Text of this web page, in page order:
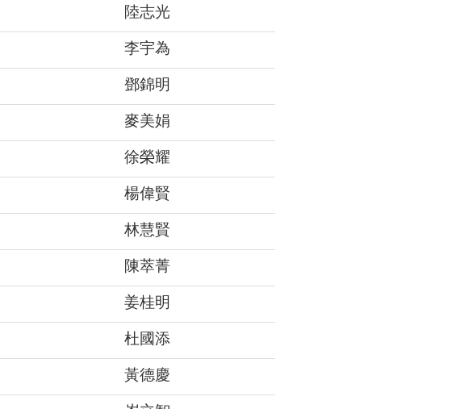
陸志光
李宇為
鄧錦明
麥美娟
徐榮耀
楊偉賢
林慧賢
陳萃菁
姜桂明
杜國添
黃德慶